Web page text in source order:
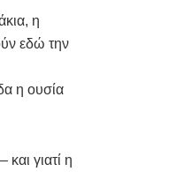
η
εδώ την
η ουσία
γιατί η